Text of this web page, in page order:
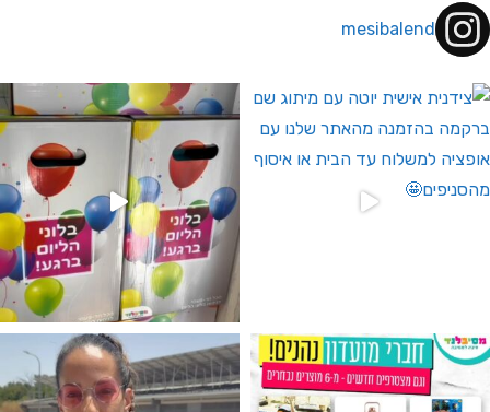
mesibalend
לחברי מועדון ומצטרפים חדשים🤍
מין העובר רק במסיבלנד !! קיים